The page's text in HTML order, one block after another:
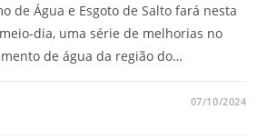
de Água e Esgoto de Salto fará nesta
dia, uma série de melhorias no
de água da região do…
07/10/2024